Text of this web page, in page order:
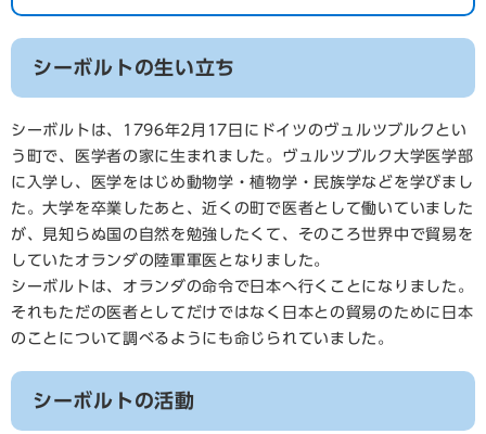
シーボルトの生い立ち
シーボルトは、1796年2月17日にドイツのヴュルツブルクとい
う町で、医学者の家に生まれました。ヴュルツブルク大学医学部
に入学し、医学をはじめ動物学・植物学・民族学などを学びまし
た。大学を卒業したあと、近くの町で医者として働いていました
が、見知らぬ国の自然を勉強したくて、そのころ世界中で貿易を
していたオランダの陸軍軍医となりました。
シーボルトは、オランダの命令で日本へ行くことになりました。
それもただの医者としてだけではなく日本との貿易のために日本
のことについて調べるようにも命じられていました。
シーボルトの活動